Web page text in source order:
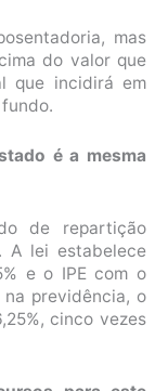
mas
do valor que
que incidirá em
é a mesma
de repartição
A lei estabelece
e o IPE com o
previdência, o
cinco vezes